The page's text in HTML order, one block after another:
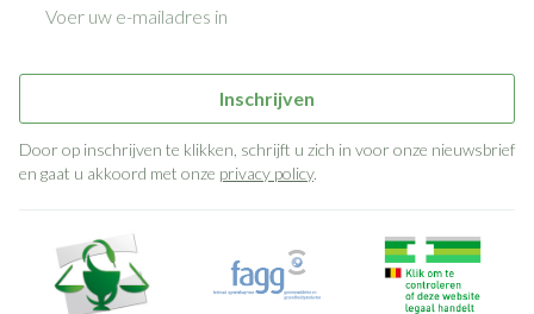
Inschrijven
Door op inschrijven te klikken, schrijft u zich in voor onze nieuwsbrief
en gaat u akkoord met onze privacy policy.